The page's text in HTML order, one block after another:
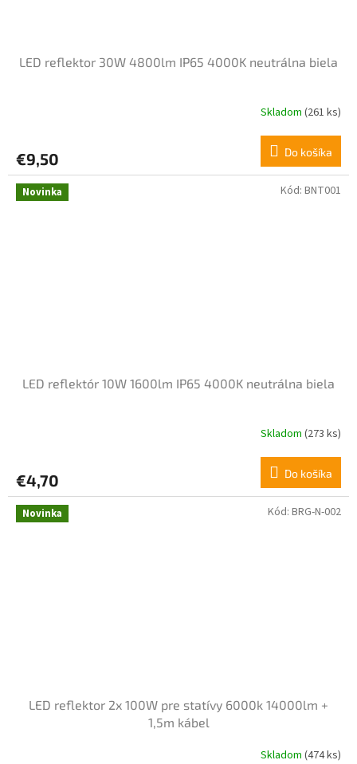
LED reflektor 30W 4800lm IP65 4000K neutrálna biela
Skladom (261 ks)
€9,50 Do košíka
Novinka
LED reflektór 10W 1600lm IP65 4000K neutrálna biela
Skladom (273 ks)
€4,70 Do košíka
Kód: BNT001
Novinka
LED reflektor 2x 100W pre statívy 6000k 14000lm +
1,5m kábel
Skladom (474 ks)
Kód: BRG-N-002